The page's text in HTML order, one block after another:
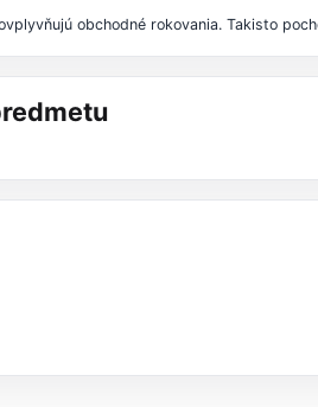
obchodné rokovania. Takisto